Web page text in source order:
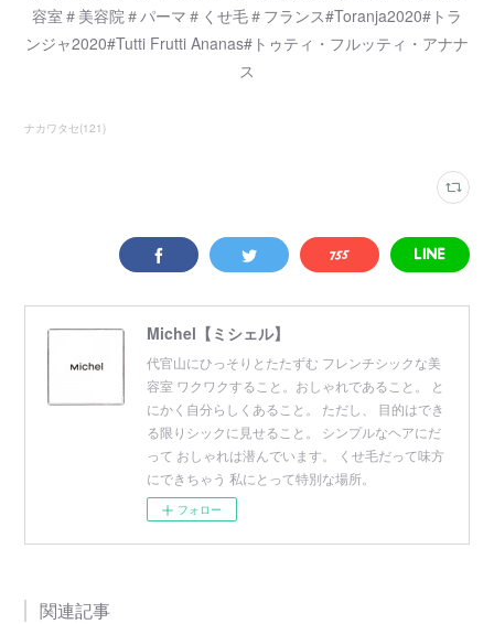
容室＃美容院＃パーマ＃くせ毛＃フランス#Toranja2020#トラ
ンジャ2020#Tutti Frutti Ananas#トゥティ・フルッティ・アナナ
ス
ナカワタセ(121)
Michel【ミシェル】
代官山にひっそりとたたずむ フレンチシックな美
容室 ワクワクすること。おしゃれであること。 と
にかく自分らしくあること。 ただし、 目的はでき
る限りシックに見せること。 シンプルなヘアにだ
って おしゃれは潜んでいます。 くせ毛だって味方
にできちゃう 私にとって特別な場所。
フォロー
関連記事